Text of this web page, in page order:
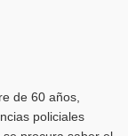
de 60 años,
policiales